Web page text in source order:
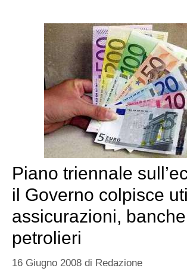
Piano triennale
il Governo colpisce
assicurazioni,
petrolieri
16 Giugno 2008 di Redazione